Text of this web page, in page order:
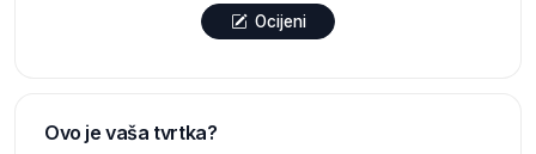
Ocijeni
Ovo je vaša tvrtka?